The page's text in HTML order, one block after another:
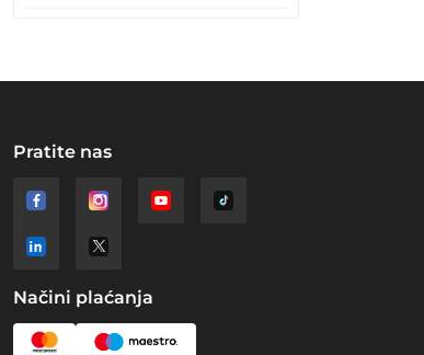
Pratite nas
Načini plaćanja